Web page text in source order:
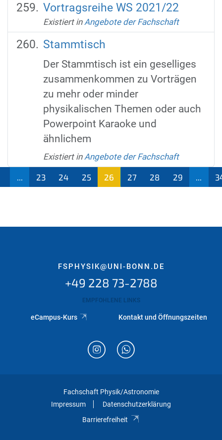
Vortragsreihe WS 2021/22
Existiert in Angebote der Fachschaft
Stammtisch
Der Stammtisch ist ein geselliges
zusammenkommen zu Vorträgen
zu mehr oder minder
physikalischen Themen oder auch
Powerpoint Karaoke und
ähnlichem
Existiert in Angebote der Fachschaft
23 24 25
26
27 28 29
FSPHYSIK@UNI-BONN.DE
+49 228 73-2788
EMPFOHLENE LINKS
eCampus-Kurs Kontakt und Öffnungszeiten
Fachschaft Physik/Astronomie
Impressum
Datenschutzerklärung
Barrierefreiheit